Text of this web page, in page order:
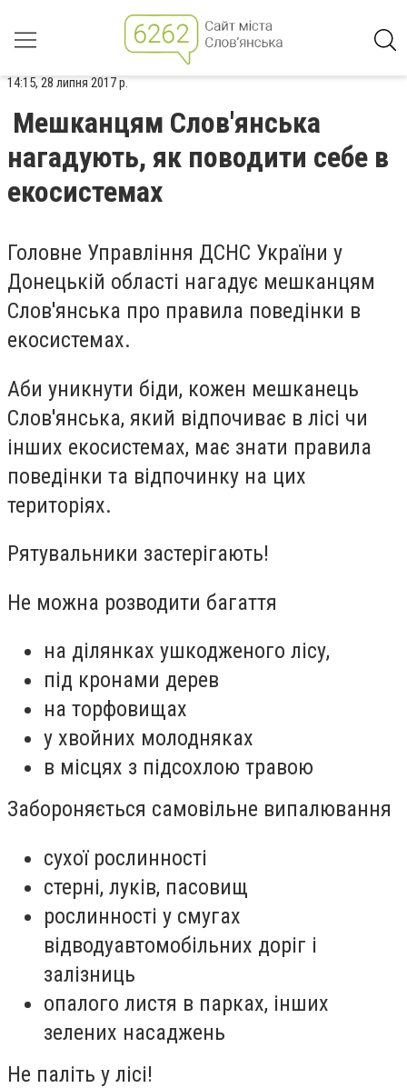
14:15, 28 липня 2017 р.
Мешканцям Слов'янська
нагадують, як поводити себе в
екосистемах
Головне Управління ДСНС України у
Донецькій області нагадує мешканцям
Слов'янська про правила поведінки в
екосистемах.
Аби уникнути біди, кожен мешканець
Слов'янська, який відпочиває в лісі чи
інших екосистемах, має знати правила
поведінки та відпочинку на цих
територіях.
Рятувальники застерігають!
Не можна розводити багаття
на ділянках ушкодженого лісу,
під кронами дерев
на торфовищах
у хвойних молодняках
в місцях з підсохлою травою
Забороняється самовільне випалювання
сухої рослинності
стерні, луків, пасовищ
рослинності у смугах
відводуавтомобільних доріг і
залізниць
опалого листя в парках, інших
зелених насаджень
Не паліть у лісі!